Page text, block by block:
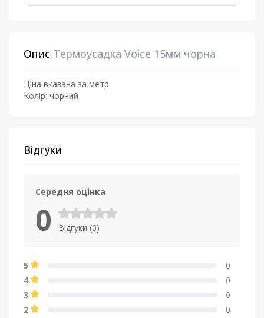
Опис Термоусадка Voice 15мм чорна
Ціна вказана за метр
Колір: чорний
Відгуки
Середня оцінка
0 Відгуки (0)
5
0
4
0
3
0
2
0